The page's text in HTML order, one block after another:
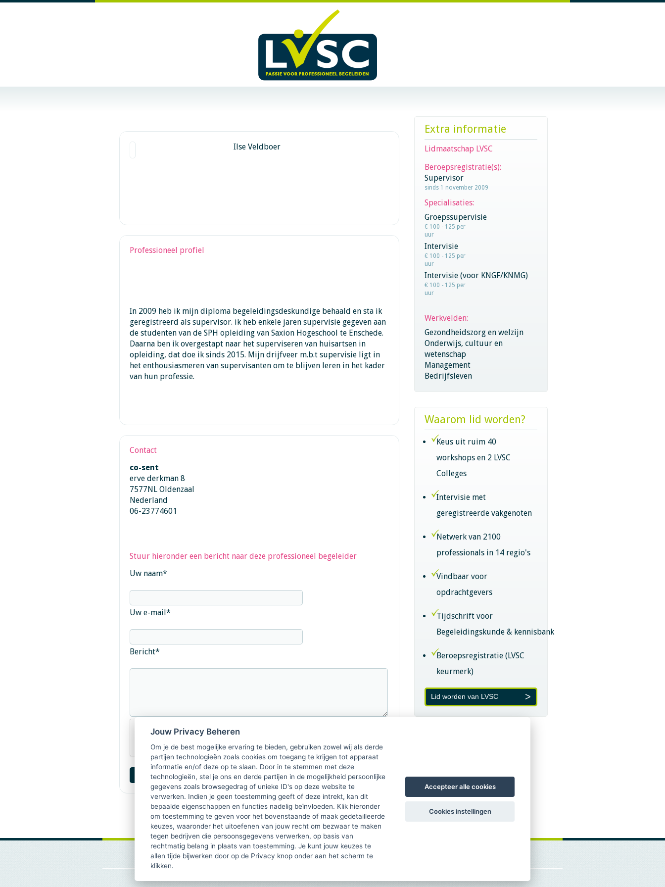
Ilse Veldboer
Professioneel profiel
In 2009 heb ik mijn diploma begeleidingsdeskundige behaald en sta ik
geregistreerd als supervisor. ik heb enkele jaren supervisie gegeven aan
de studenten van de SPH opleiding van Saxion Hogeschool te Enschede.
Daarna ben ik overgestapt naar het superviseren van huisartsen in
opleiding, dat doe ik sinds 2015. Mijn drijfveer m.b.t supervisie ligt in
het enthousiasmeren van supervisanten om te blijven leren in het kader
van hun professie.
Contact
co-sent
erve derkman 8
7577NL Oldenzaal
Nederland
06-23774601
Stuur hieronder een bericht naar deze professioneel begeleider
Uw naam*
Uw e-mail*
Bericht*
Extra informatie
Lidmaatschap LVSC
Beroepsregistratie(s):
Supervisor
sinds 1 november 2009
Specialisaties:
Groepssupervisie
€ 100 - 125 per
uur
Intervisie
€ 100 - 125 per
uur
Intervisie (voor KNGF/KNMG)
€ 100 - 125 per
uur
Werkvelden:
Gezondheidszorg en welzijn
Onderwijs, cultuur en
wetenschap
Management
Bedrijfsleven
Waarom lid worden?
Keus uit ruim 40
workshops en 2 LVSC
Colleges
Intervisie met
geregistreerde vakgenoten
Netwerk van 2100
professionals in 14 regio's
Vindbaar voor
opdrachtgevers
Tijdschrift voor
Begeleidingskunde & kennisbank
Beroepsregistratie (LVSC
keurmerk)
Lid worden van LVSC
Jouw Privacy Beheren
Om je de best mogelijke ervaring te bieden, gebruiken zowel wij als derde
partijen technologieën zoals cookies om toegang te krijgen tot apparaat
informatie en/of deze op te slaan. Door in te stemmen met deze
technologieën, stel je ons en derde partijen in de mogelijkheid persoonlijke
gegevens zoals browsegedrag of unieke ID's op deze website te
verwerken. Indien je geen toestemming geeft of deze intrekt, kan dit
bepaalde eigenschappen en functies nadelig beïnvloeden. Klik hieronder
om toestemming te geven voor het bovenstaande of maak gedetailleerde
keuzes, waaronder het uitoefenen van jouw recht om bezwaar te maken
tegen bedrijven die persoonsgegevens verwerken, op basis van
rechtmatig belang in plaats van toestemming. Je kunt jouw keuzes te
allen tijde bijwerken door op de Privacy knop onder aan het scherm te
klikken.
Accepteer alle cookies
Cookies instellingen